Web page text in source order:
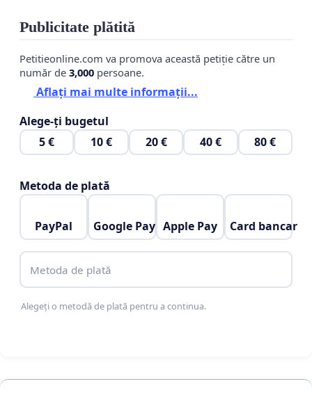
Publicitate plătită
Petitieonline.com va promova această petiție către un
număr de 3,000 persoane.
Aflați mai multe informații...
Alege-ți bugetul
5 €
10 € 20 € 40 € 80 €
Metoda de plată
PayPal Google Pay Apple Pay Card bancar
Metoda de plată
Alegeți o metodă de plată pentru a continua.